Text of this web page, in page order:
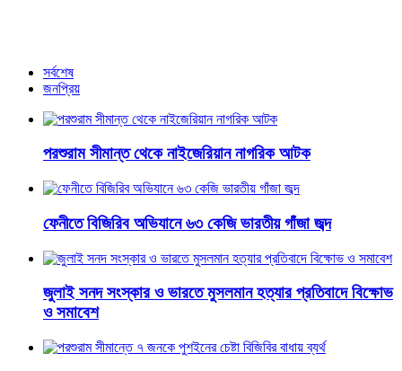
সর্বশেষ
জনপ্রিয়
পরশুরাম সীমান্ত থেকে নাইজেরিয়ান নাগরিক আটক
ফেনীতে বিজিরিব অভিযানে ৬৩ কেজি ভারতীয় গাঁজা জব্দ
জুলাই সনদ সংস্কার ও ভারতে মুসলমান হত্যার প্রতিবাদে বিক্ষোভ
ও সমাবেশ